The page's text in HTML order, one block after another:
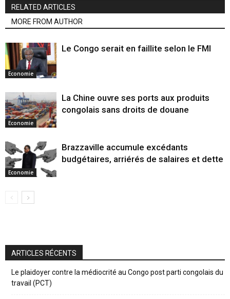
RELATED ARTICLES
MORE FROM AUTHOR
Economie
Le Congo serait en faillite selon le FMI
Economie
La Chine ouvre ses ports aux produits
congolais sans droits de douane
Economie
Brazzaville accumule excédants
budgétaires, arriérés de salaires et dette
ARTICLES RÉCENTS
Le plaidoyer contre la médiocrité au Congo post parti congolais du
travail (PCT)